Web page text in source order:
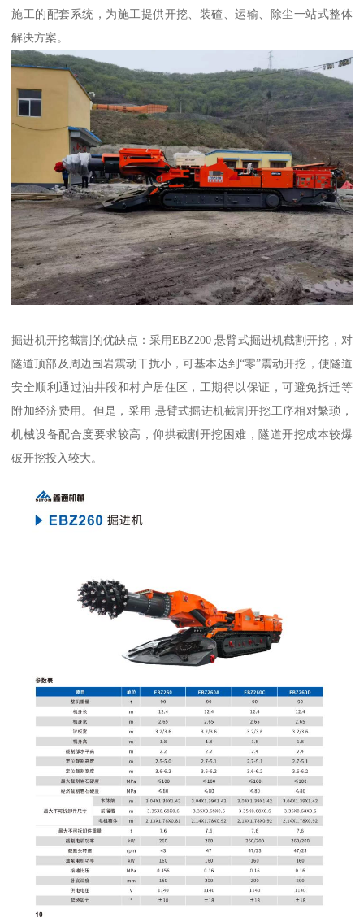
施工的配套系统，为施工提供开挖、装碴、运输、除尘一站式整体
解决方案。
掘进机开挖截割的优缺点：采用EBZ200 悬臂式掘进机截割开挖，对
隧道顶部及周边围岩震动干扰小，可基本达到“零”震动开挖，使隧道
安全顺利通过油井段和村户居住区，工期得以保证，可避免拆迁等
附加经济费用。但是，采用 悬臂式掘进机截割开挖工序相对繁琐，
机械设备配合度要求较高，仰拱截割开挖困难，隧道开挖成本较爆
破开挖投入较大。